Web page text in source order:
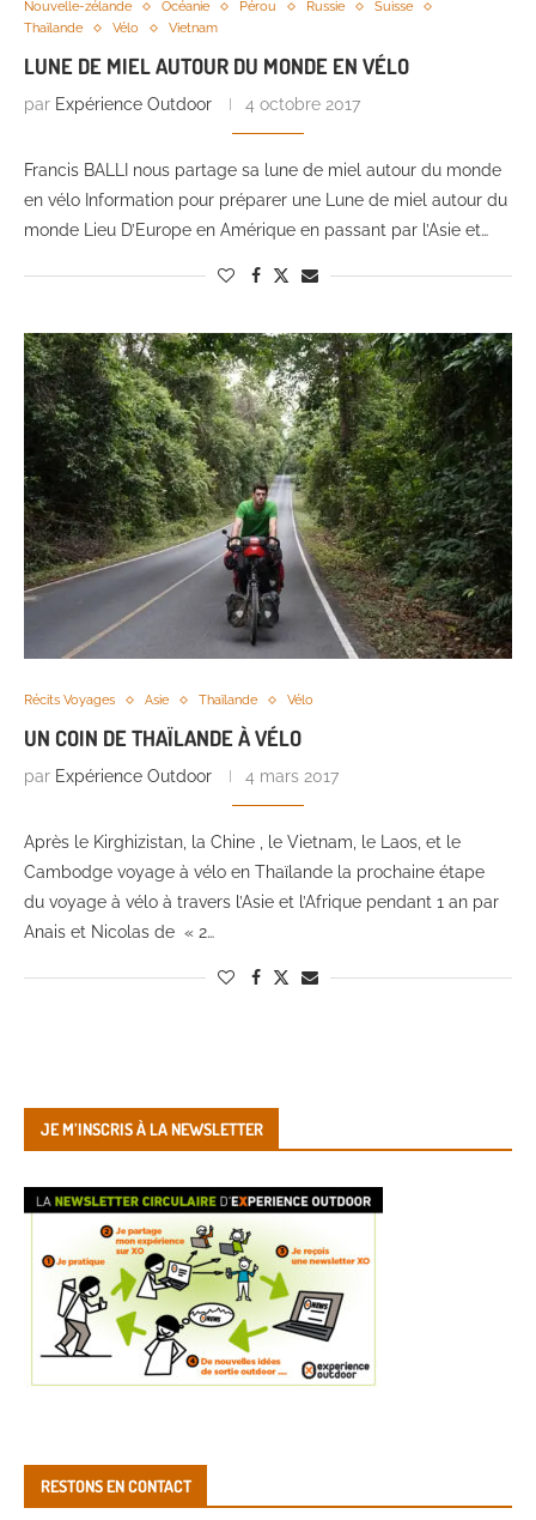
Nouvelle-zélande
Océanie Pérou Russie
Suisse
Thaïlande
Vélo Vietnam
LUNE DE MIEL AUTOUR DU MONDE EN VÉLO
par Expérience Outdoor 4 octobre 2017
Francis BALLI nous partage sa lune de miel autour du monde
en vélo Information pour préparer une Lune de miel autour du
monde Lieu D’Europe en Amérique en passant par l’Asie et…
Récits Voyages Asie Thaïlande Vélo
UN COIN DE THAÏLANDE À VÉLO
par Expérience Outdoor 4 mars 2017
Après le Kirghizistan, la Chine , le Vietnam, le Laos, et le
Cambodge voyage à vélo en Thaïlande la prochaine étape
du voyage à vélo à travers l’Asie et l’Afrique pendant 1 an par
Anais et Nicolas de « 2…
JE M’INSCRIS À LA NEWSLETTER
RESTONS EN CONTACT